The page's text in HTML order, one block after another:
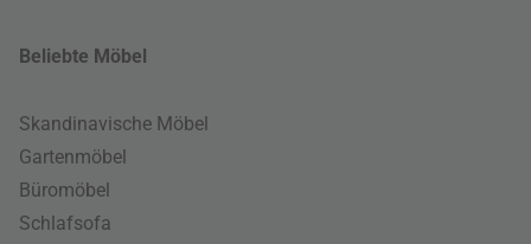
Beliebte Möbel
Skandinavische Möbel
Gartenmöbel
Büromöbel
Schlafsofa